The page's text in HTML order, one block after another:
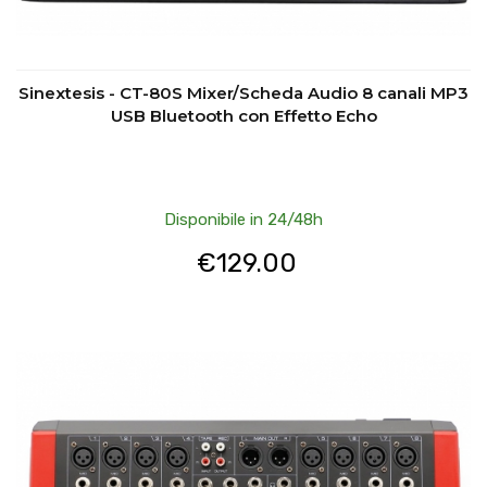
Sinextesis - CT-80S Mixer/Scheda Audio 8 canali MP3
USB Bluetooth con Effetto Echo
Disponibile in 24/48h
€129.00